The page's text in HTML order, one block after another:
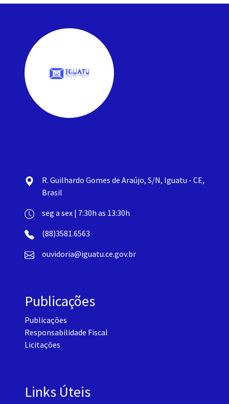
R. Guilhardo Gomes de Araújo, S/N, Iguatu - CE,
Brasil
seg a sex | 7:30h as 13:30h
(88)3581.6563
ouvidoria@iguatu.ce.gov.br
Publicações
Publicações
Responsabilidade Fiscal
Licitações
Links Úteis